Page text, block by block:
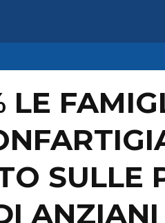
SULLE
ANZIANI